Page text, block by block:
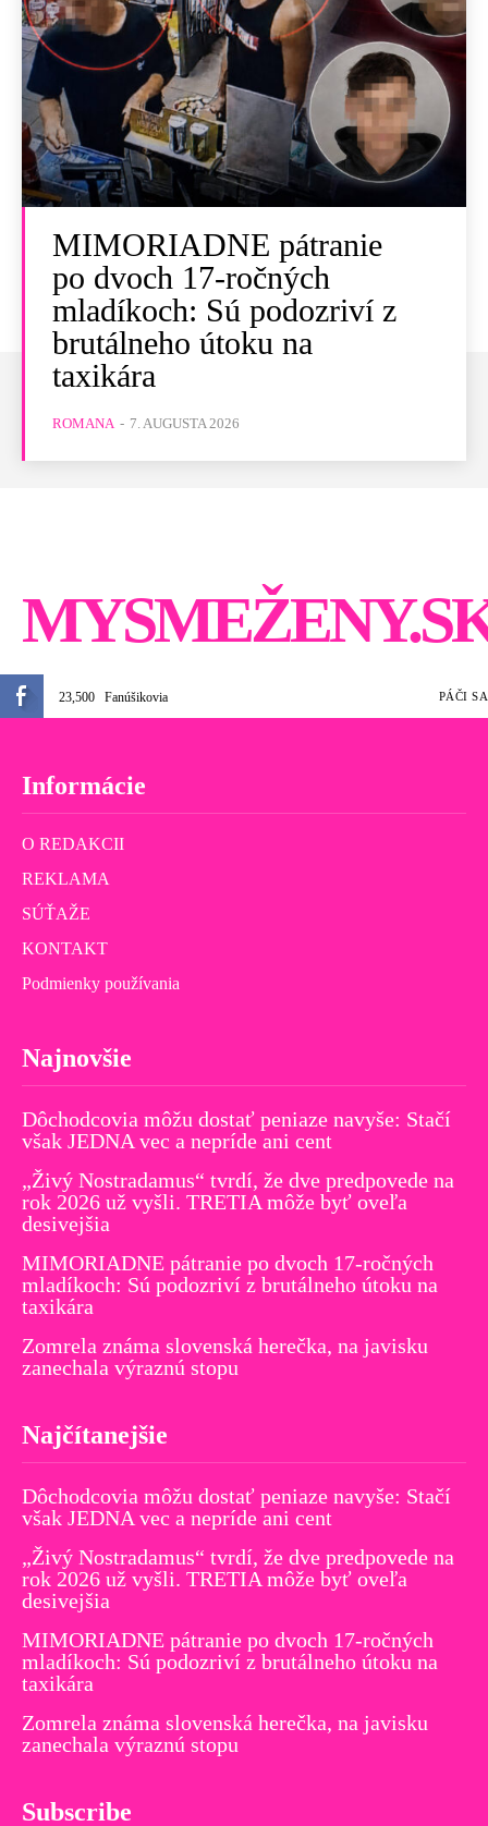
MIMORIADNE pátranie
po dvoch 17-ročných
mladíkoch: Sú podozriví z
brutálneho útoku na
taxikára
ROMANA - 7. AUGUSTA 2026
23,500 Fanúšikovia PÁČI SA
Informácie
O REDAKCII
REKLAMA
SÚŤAŽE
KONTAKT
Podmienky používania
Najnovšie
Dôchodcovia môžu dostať peniaze navyše: Stačí
však JEDNA vec a nepríde ani cent
„Živý Nostradamus“ tvrdí, že dve predpovede na
rok 2026 už vyšli. TRETIA môže byť oveľa
desivejšia
MIMORIADNE pátranie po dvoch 17-ročných
mladíkoch: Sú podozriví z brutálneho útoku na
taxikára
Zomrela známa slovenská herečka, na javisku
zanechala výraznú stopu
Najčítanejšie
Dôchodcovia môžu dostať peniaze navyše: Stačí
však JEDNA vec a nepríde ani cent
„Živý Nostradamus“ tvrdí, že dve predpovede na
rok 2026 už vyšli. TRETIA môže byť oveľa
desivejšia
MIMORIADNE pátranie po dvoch 17-ročných
mladíkoch: Sú podozriví z brutálneho útoku na
taxikára
Zomrela známa slovenská herečka, na javisku
zanechala výraznú stopu
Subscribe